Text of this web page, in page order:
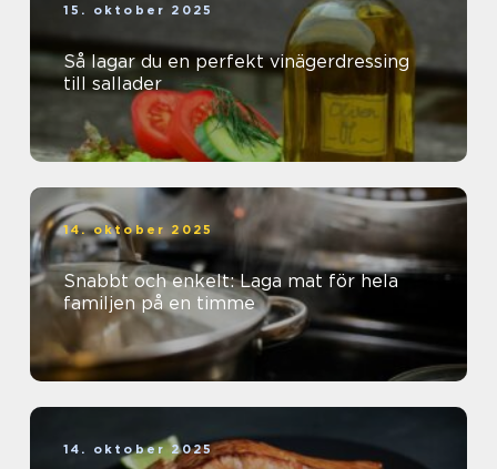
15. oktober 2025
Så lagar du en perfekt vinägerdressing
till sallader
14. oktober 2025
Snabbt och enkelt: Laga mat för hela
familjen på en timme
14. oktober 2025